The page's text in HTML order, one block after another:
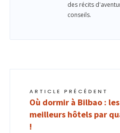
des récits
conseils.
ARTICLE PRÉCÉDENT
Où dormir à Bilbao : les
meilleurs hôtels par
!